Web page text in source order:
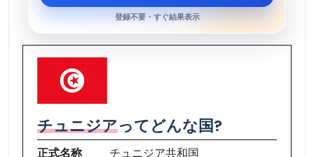
登録不要・すぐ結果表示
チュニジアってどんな国?
正式名称 チュニジア共和国